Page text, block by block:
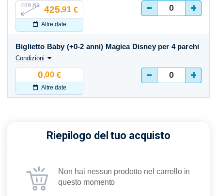
489,69
€
425,91 €
Altre date
- +
0,00 €
Altre date
Biglietto Baby (+0-2 anni) Magica Disney per 4 parchi
Condizioni
- +
Riepilogo del tuo acquisto
Non hai nessun prodotto nel carrello in
questo momento